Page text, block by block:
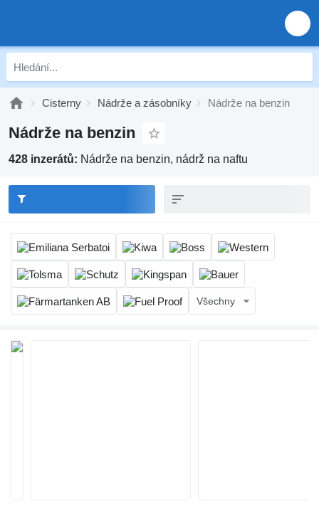
Cisterny Nádrže a zásobníky Nádrže na benzin
Nádrže na benzin
428 inzerátů: Nádrže na benzin, nádrž na naftu
Všechny